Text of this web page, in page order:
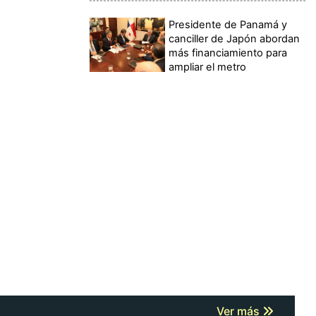
Presidente de Panamá y
canciller de Japón abordan
más financiamiento para
ampliar el metro
Ver más